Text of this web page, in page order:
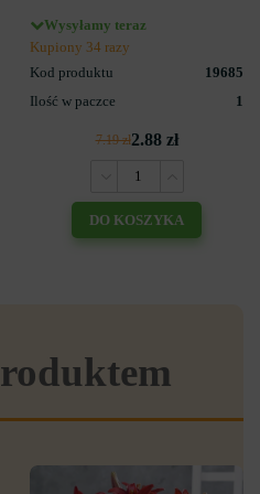
Wysyłamy teraz
Kupiony 34 razy
Kod produktu
19685
Ilość w paczce
1
7.19 zł2.88 zł
DO KOSZYKA